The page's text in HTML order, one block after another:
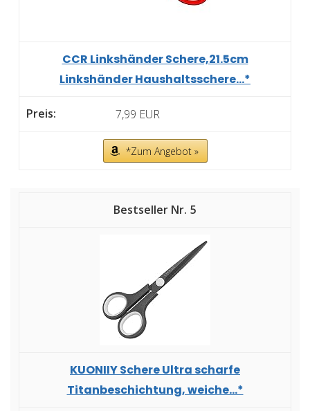
CCR Linkshänder Schere,21.5cm
Linkshänder Haushaltsschere...*
7,99 EUR
*Zum Angebot »
5
KUONIIY Schere Ultra scharfe
Titanbeschichtung, weiche...*